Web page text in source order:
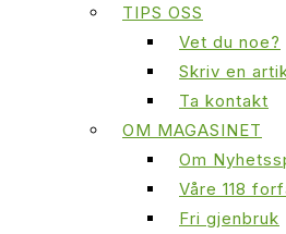
TIPS OSS
Vet du noe?
Skriv en
Ta kontakt
OM MAGASINET
Om
Våre 118
Fri gjenbruk